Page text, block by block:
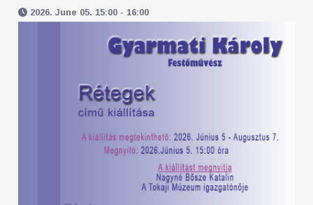
2026. June 05. 15:00 - 16:00